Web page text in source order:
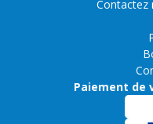
Contactez
Paiement de